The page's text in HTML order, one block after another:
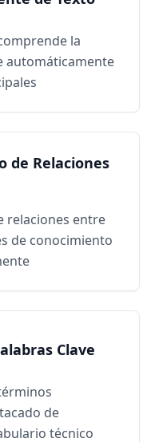
la
automáticamente
de Relaciones
relaciones entre
de conocimiento
Clave
de
técnico